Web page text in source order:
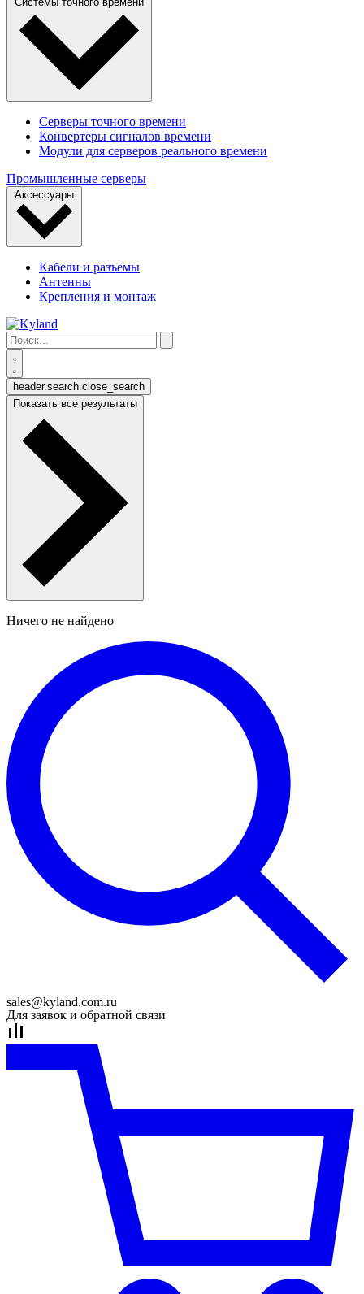
Серверы точного времени
Конвертеры сигналов времени
Модули для серверов реального времени
Промышленные серверы
Аксессуары
Кабели и разъемы
Антенны
Крепления и монтаж
header.search.close_search
Показать все результаты
Ничего не найдено
sales@kyland.com.ru
Для заявок и обратной связи